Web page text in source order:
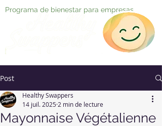
Programa de bienestar para empresas
Post
Mayonnaise Végétalienne
Healthy Swappers
14 juil. 2025 2 min de lecture